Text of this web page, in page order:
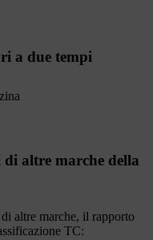
a due tempi
altre marche della
altre marche, il rapporto
TC: